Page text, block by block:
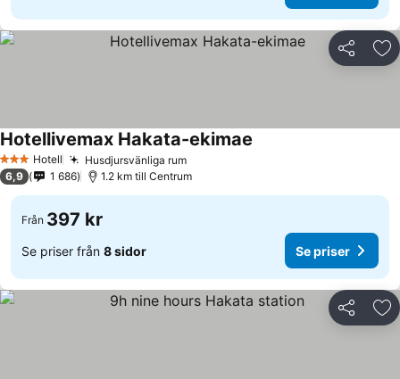
Dela
3 StjärnorHotell Husdjursvänliga rum
Hotellivemax Hakata-ekimae
6,9 1 686 1.2 km till Centrum
Från 397 kr
Se priser från 8 sidor Se priser
Dela